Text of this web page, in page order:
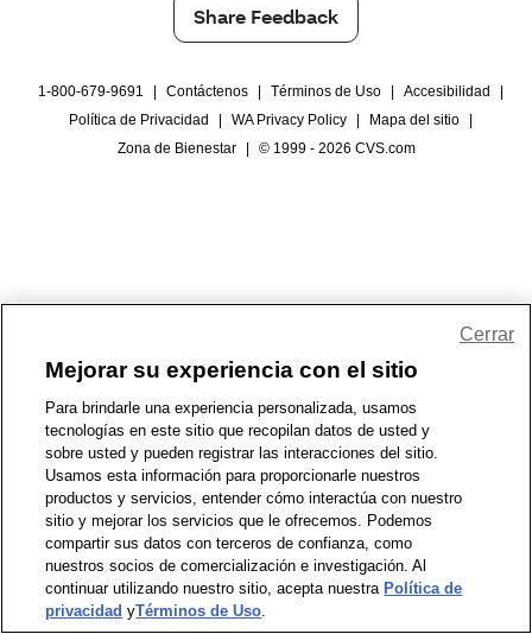
Share Feedback
1-800-679-9691 Contáctenos Términos de Uso Accesibilidad
Política de Privacidad
WA Privacy Policy Mapa del sitio
Zona de Bienestar
© 1999 - 2026 CVS.com
Mejorar su experiencia con el sitio
Para brindarle una experiencia personalizada, usamos
tecnologías en este sitio que recopilan datos de usted y
sobre usted y pueden registrar las interacciones del sitio.
Usamos esta información para proporcionarle nuestros
productos y servicios, entender cómo interactúa con nuestro
sitio y mejorar los servicios que le ofrecemos. Podemos
compartir sus datos con terceros de confianza, como
nuestros socios de comercialización e investigación. Al
continuar utilizando nuestro sitio, acepta nuestra Política de
privacidad yTérminos de Uso.
Cerrar